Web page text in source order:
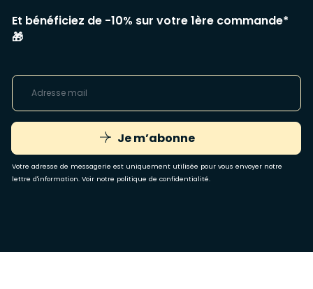
Et bénéficiez de -10% sur votre 1ère commande*
🎁
Je m’abonne
Votre adresse de messagerie est uniquement utilisée pour vous envoyer notre
lettre d'information. Voir notre politique de confidentialité.